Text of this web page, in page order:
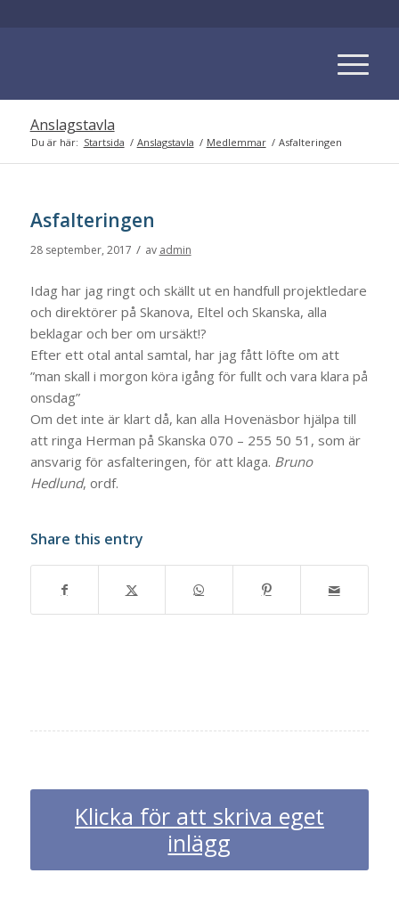
Anslagstavla
Du är här: Startsida / Anslagstavla / Medlemmar / Asfalteringen
Asfalteringen
28 september, 2017 / av admin
Idag har jag ringt och skällt ut en handfull projektledare
och direktörer på Skanova, Eltel och Skanska, alla
beklagar och ber om ursäkt!?
Efter ett otal antal samtal, har jag fått löfte om att
”man skall i morgon köra igång för fullt och vara klara på
onsdag”
Om det inte är klart då, kan alla Hovenäsbor hjälpa till
att ringa Herman på Skanska 070 – 255 50 51, som är
ansvarig för asfalteringen, för att klaga. Bruno
Hedlund, ordf.
Share this entry
Klicka för att skriva eget
inlägg